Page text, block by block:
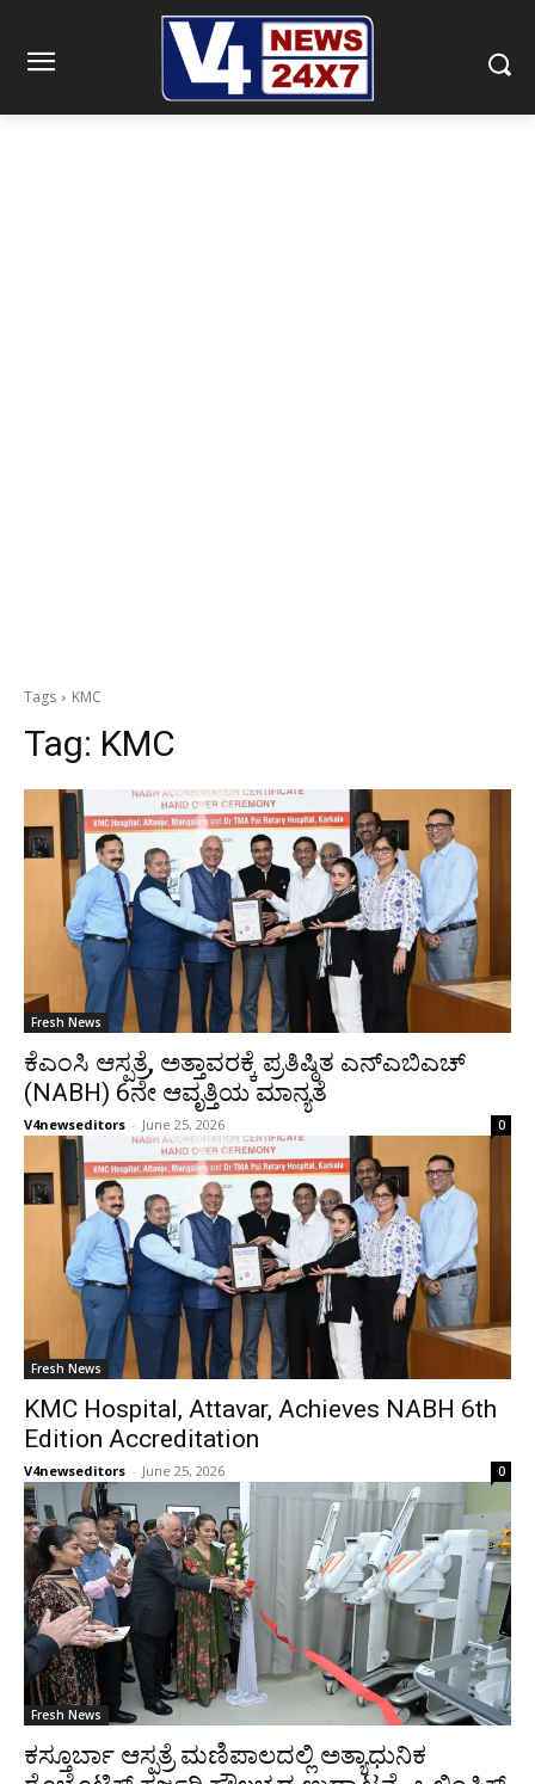
Tags KMC
Tag: KMC
Fresh News
ಕೆಎಂಸಿ ಆಸ್ಪತ್ರೆ, ಅತ್ತಾವರಕ್ಕೆ ಪ್ರತಿಷ್ಠಿತ ಎನ್‌ಎಬಿಎಚ್
(NABH) 6ನೇ ಆವೃತ್ತಿಯ ಮಾನ್ಯತೆ
V4newseditors - June 25, 2026 0
Fresh News
KMC Hospital, Attavar, Achieves NABH 6th
Edition Accreditation
V4newseditors - June 25, 2026 0
Fresh News
ಕಸ್ತೂರ್ಬಾ ಆಸ್ಪತ್ರೆ ಮಣಿಪಾಲದಲ್ಲಿ ಅತ್ಯಾಧುನಿಕ